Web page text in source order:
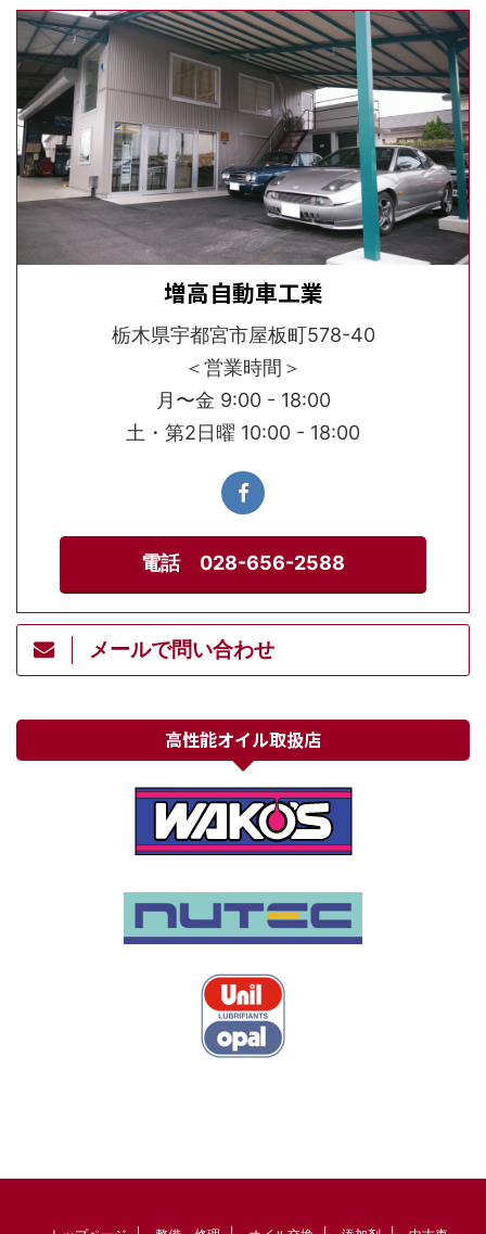
増高自動車工業
栃木県宇都宮市屋板町578-40
＜営業時間＞
月〜金 9:00 - 18:00
土・第2日曜 10:00 - 18:00
電話 028-656-2588
メールで問い合わせ
高性能オイル取扱店